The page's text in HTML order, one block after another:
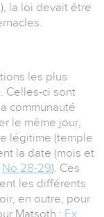
la loi devait être
les plus
Celles-ci sont
communauté
le même jour,
légitime (temple
la date (mois et
No 28-29). Ces
les différents
en outre, pour
Matsoth : Ex